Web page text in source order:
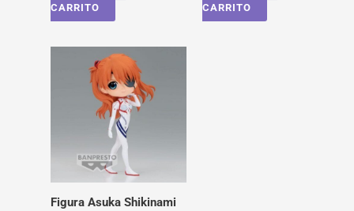
CARRITO
CARRITO
Figura Asuka Shikinami